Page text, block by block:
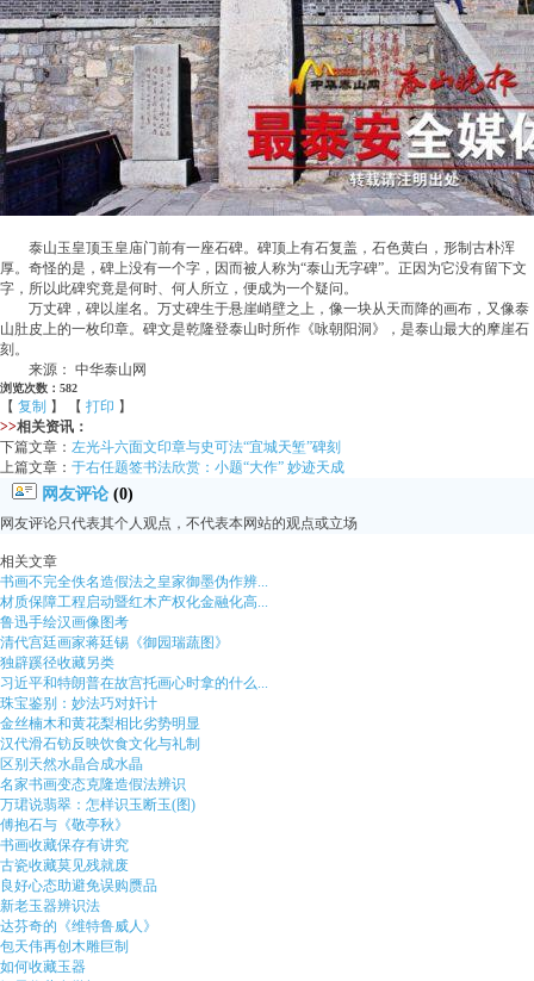
泰山玉皇顶玉皇庙门前有一座石碑。碑顶上有石复盖，石色黄白，形制古朴浑
厚。奇怪的是，碑上没有一个字，因而被人称为“泰山无字碑”。正因为它没有留下文
字，所以此碑究竟是何时、何人所立，便成为一个疑问。
万丈碑，碑以崖名。万丈碑生于悬崖峭壁之上，像一块从天而降的画布，又像泰
山肚皮上的一枚印章。碑文是乾隆登泰山时所作《咏朝阳洞》，是泰山最大的摩崖石
刻。
来源： 中华泰山网
浏览次数：582
【 复制 】 【 打印 】
>>相关资讯：
下篇文章： 左光斗六面文印章与史可法“宜城天堑”碑刻
上篇文章： 于右任题签书法欣赏：小题“大作” 妙迹天成
网友评论 (0)
网友评论只代表其个人观点，不代表本网站的观点或立场
相关文章
书画不完全佚名造假法之皇家御墨伪作辨...
材质保障工程启动暨红木产权化金融化高...
鲁迅手绘汉画像图考
清代宫廷画家蒋廷锡《御园瑞蔬图》
独辟蹊径收藏另类
习近平和特朗普在故宫托画心时拿的什么...
珠宝鉴别：妙法巧对奸计
金丝楠木和黄花梨相比劣势明显
汉代滑石钫反映饮食文化与礼制
区别天然水晶合成水晶
名家书画变态克隆造假法辨识
万珺说翡翠：怎样识玉断玉(图)
傅抱石与《敬亭秋》
书画收藏保存有讲究
古瓷收藏莫见残就废
良好心态助避免误购赝品
新老玉器辨识法
达芬奇的《维特鲁威人》
包天伟再创木雕巨制
如何收藏玉器